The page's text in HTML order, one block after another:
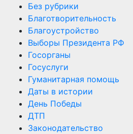
Без рубрики
Благотворительность
Благоустройство
Выборы Президента РФ
Госорганы
Госуслуги
Гуманитарная помощь
Даты в истории
День Победы
ДТП
Законодательство